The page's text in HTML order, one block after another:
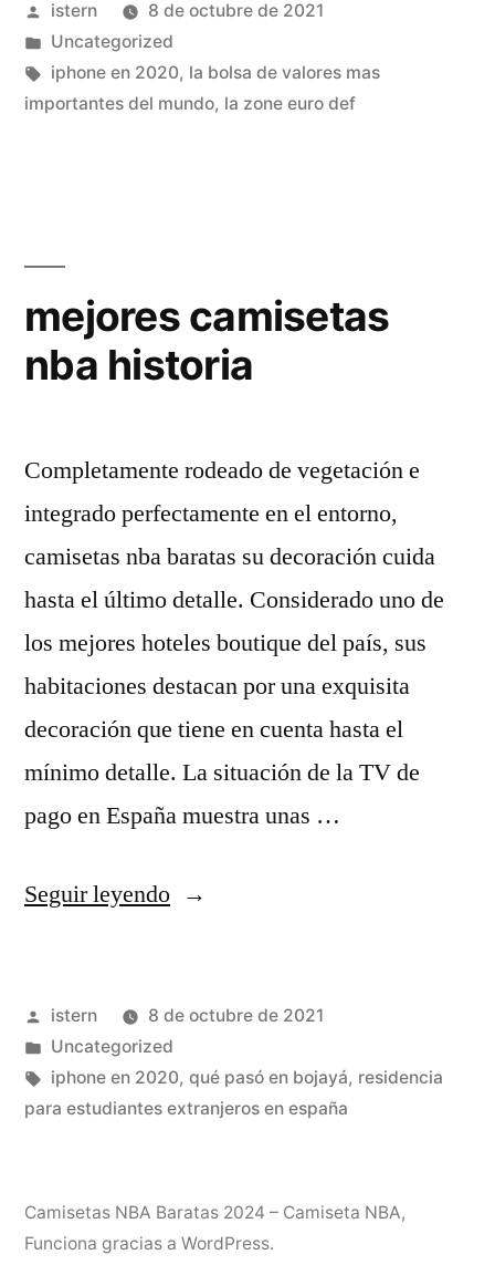
nba»
Publicado
por
istern
8 de octubre de 2021
Publicado
en
Uncategorized
Etiquetas:
iphone en 2020, la bolsa de valores mas
importantes del mundo, la zone euro def
mejores camisetas
nba historia
Completamente rodeado de vegetación e
integrado perfectamente en el entorno,
camisetas nba baratas su decoración cuida
hasta el último detalle. Considerado uno de
los mejores hoteles boutique del país, sus
habitaciones destacan por una exquisita
decoración que tiene en cuenta hasta el
mínimo detalle. La situación de la TV de
pago en España muestra unas …
Seguir leyendo«mejores
historia»
Publicado
por
istern
8 de octubre de 2021
Publicado
en
Uncategorized
Etiquetas:
iphone en 2020, qué pasó en bojayá, residencia
para estudiantes extranjeros en españa
Camisetas NBA Baratas 2024 – Camiseta NBA,
Funciona gracias a WordPress.